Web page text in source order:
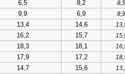
6,5 8,2
8,5
9,9 6,9
8,9
13,4 14,6
16,2 15,7
18,3 18,1
17,9 17,2
14,7 15,6